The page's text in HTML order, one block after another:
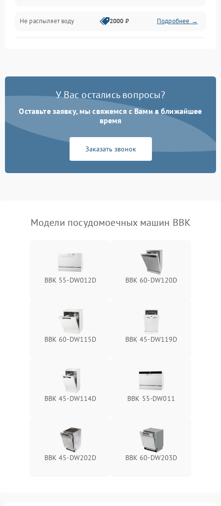
Программное обеспечение
Не распыляет воду 2000 ₽ Подробнее →
Проблемы с набором
Не работает сушилка 2100 ₽ Подробнее →
Сбои в работе таймера 1700 ₽
У Вас остались вопросы?
Оставьте заявку, мы свяжемся с Вами в ближайшее
время
Заказать звонок
Модели посудомоечных машин BBK
BBK 55-DW012D BBK 60-DW120D
BBK 60-DW115D BBK 45-DW119D
BBK 45-DW114D BBK 55-DW011
BBK 45-DW202D BBK 60-DW203D